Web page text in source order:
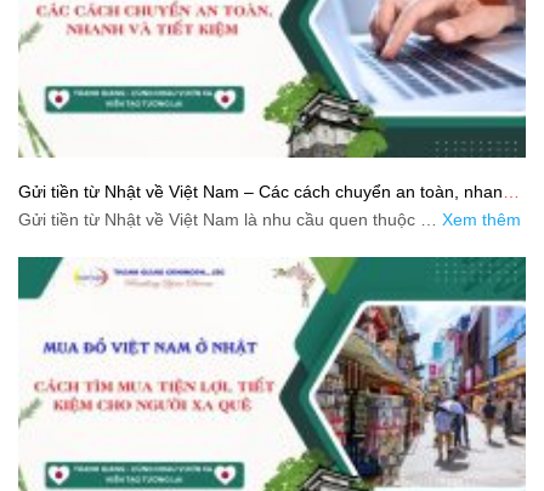
Gửi tiền từ Nhật về Việt Nam – Các cách chuyển an toàn, nhanh
và tiết kiệm
Gửi tiền từ Nhật về Việt Nam là nhu cầu quen thuộc … Xem thêm